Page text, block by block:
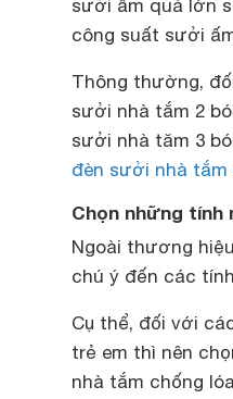
sưởi ấm quá lớn
công suất sưởi
Thông thường,
sưởi nhà tắm 2
sưởi nhà tăm 3
đèn sưởi nhà tắm
Chọn những
Ngoài thương
chú ý đến các
Cụ thể, đối với
trẻ em thì nên
nhà tắm chống